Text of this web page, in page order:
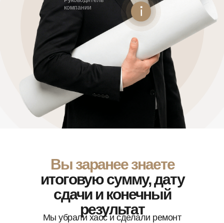
компании
Вы заранее знаете
итоговую сумму, дату
сдачи и конечный
результат
Мы убрали хаос и сделали ремонт